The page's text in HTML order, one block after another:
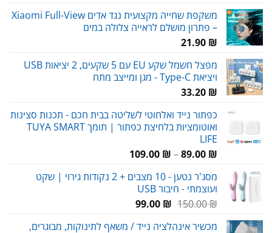
משקפת שחייה מקצועית נגד אדים Xiaomi Full-View
– פתרון מושלם לראייה צלולה במים
21.90 ₪
מפצל חשמל שקע EU עם 5 שקעים, 2 יציאות USB
ויציאת Type-C - מגן ומייצב מתח
33.20 ₪
כפתור נייד ואלחוטי לשליטה בבית חכם - תכנות סצינות
ואוטומציות בלחיצת כפתור | תומך TUYA SMART
LIFE
89.00 ₪
–
109.00 ₪
מסג'ר נטען - 10 מצבים + 2 נקודות גירוי | שקט
ועוצמתי - חיבור USB
150.00₪
המחיר
היה:
99.00 ₪
המחיר
הוא:
מכשיר אינהלציה נייד / משאף לתינוקות, מבוגרים,